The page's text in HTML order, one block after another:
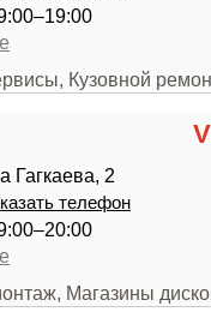
Кузовной
Гагкаева, 2
телефон
Магазины